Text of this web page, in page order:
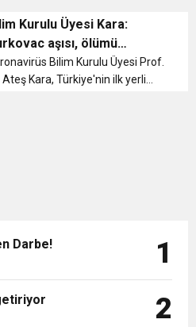
neden oluyor
estetiği ile ilgili bilgi verdi
TURKOVAC aşısı eklendi....
Kurulu Üyesi Kara:
aşısı, ölümü
çok etkili
Bilim Kurulu Üyesi Prof.
Ateş Kara, Türkiye'nin ilk yerli
Darbe! 1
2